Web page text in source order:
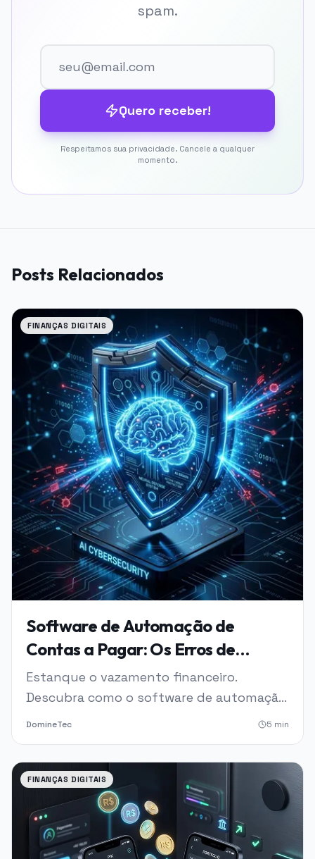
spam.
Quero receber!
Respeitamos sua privacidade. Cancele a qualquer
momento.
Posts Relacionados
FINANÇAS DIGITAIS
Software de Automação de
Contas a Pagar: Os Erros de
Faturas que Drenam
Silenciosamente o seu Negócio
Estanque o vazamento financeiro.
Descubra como o software de automação
de contas a pagar elimina erros de fatura
DomineTec 5 min
FINANÇAS DIGITAIS